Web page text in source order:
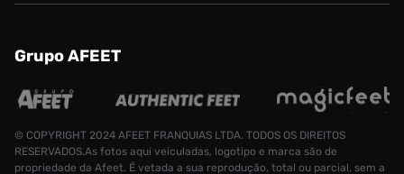
Grupo AFEET
© COPYRIGHT 2024 AFEET FRANQUIAS LTDA. TODOS OS DIREITOS
RESERVADOS.As fotos aqui veiculadas, logotipo e marca são de
propriedade da Afeet. É vetada a sua reprodução, total ou parcial, sem a